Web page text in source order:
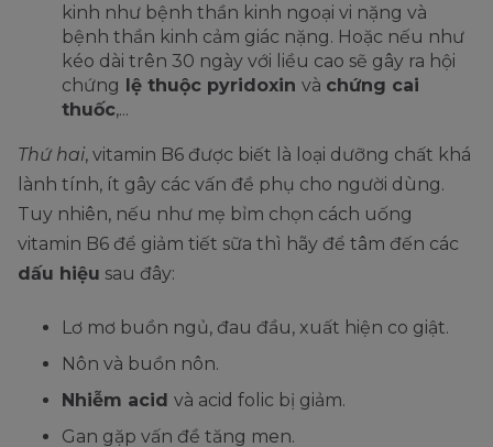
kinh như bệnh thần kinh ngoại vi nặng và
bệnh thần kinh cảm giác nặng. Hoặc nếu như
kéo dài trên 30 ngày với liều cao sẽ gây ra hội
chứng lệ thuộc pyridoxin và chứng cai
thuốc,...
Thứ hai, vitamin B6 được biết là loại dưỡng chất khá
lành tính, ít gây các vấn đề phụ cho người dùng.
Tuy nhiên, nếu như mẹ bỉm chọn cách uống
vitamin B6 để giảm tiết sữa thì hãy để tâm đến các
dấu hiệu sau đây:
Lơ mơ buồn ngủ, đau đầu, xuất hiện co giật.
Nôn và buồn nôn.
Nhiễm acid và acid folic bị giảm.
Gan gặp vấn đề tăng men.